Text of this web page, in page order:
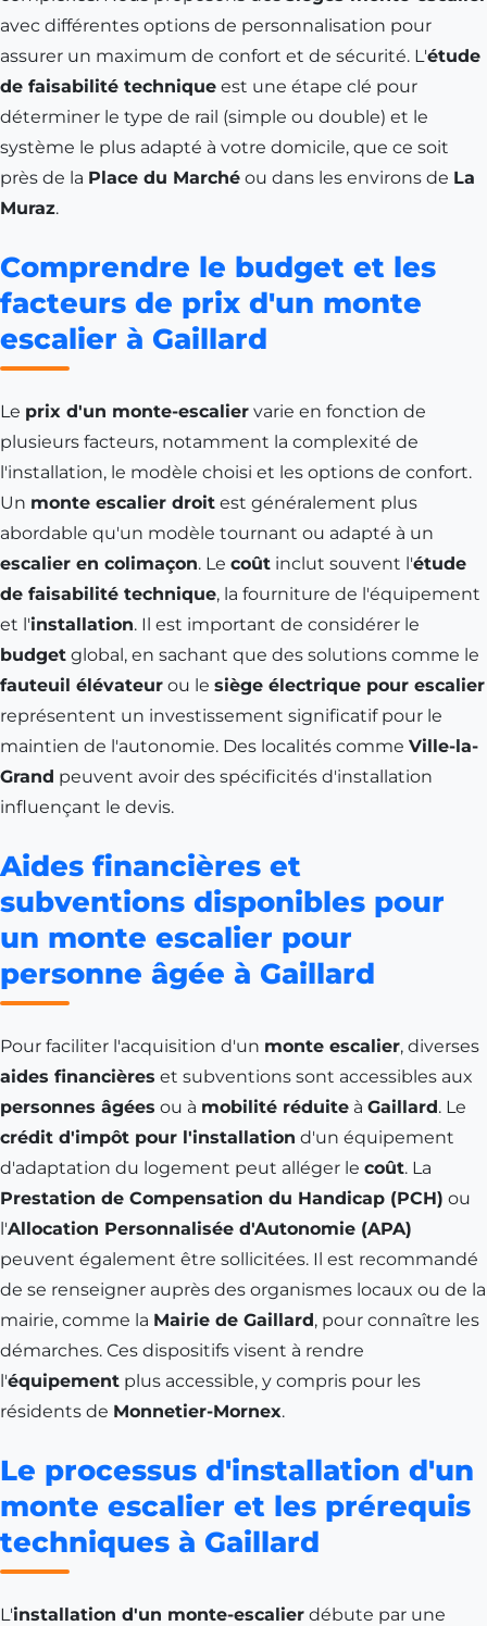
avec différentes options de personnalisation pour
assurer un maximum de confort et de sécurité. L'étude
de faisabilité technique est une étape clé pour
déterminer le type de rail (simple ou double) et le
système le plus adapté à votre domicile, que ce soit
près de la Place du Marché ou dans les environs de La
Muraz.
Comprendre le budget et les
facteurs de prix d'un monte
escalier à Gaillard
Le prix d'un monte-escalier varie en fonction de
plusieurs facteurs, notamment la complexité de
l'installation, le modèle choisi et les options de confort.
Un monte escalier droit est généralement plus
abordable qu'un modèle tournant ou adapté à un
escalier en colimaçon. Le coût inclut souvent l'étude
de faisabilité technique, la fourniture de l'équipement
et l'installation. Il est important de considérer le
budget global, en sachant que des solutions comme le
fauteuil élévateur ou le siège électrique pour escalier
représentent un investissement significatif pour le
maintien de l'autonomie. Des localités comme Ville-la-
Grand peuvent avoir des spécificités d'installation
influençant le devis.
Aides financières et
subventions disponibles pour
un monte escalier pour
personne âgée à Gaillard
Pour faciliter l'acquisition d'un monte escalier, diverses
aides financières et subventions sont accessibles aux
personnes âgées ou à mobilité réduite à Gaillard. Le
crédit d'impôt pour l'installation d'un équipement
d'adaptation du logement peut alléger le coût. La
Prestation de Compensation du Handicap (PCH) ou
l'Allocation Personnalisée d'Autonomie (APA)
peuvent également être sollicitées. Il est recommandé
de se renseigner auprès des organismes locaux ou de la
mairie, comme la Mairie de Gaillard, pour connaître les
démarches. Ces dispositifs visent à rendre
l'équipement plus accessible, y compris pour les
résidents de Monnetier-Mornex.
Le processus d'installation d'un
monte escalier et les prérequis
techniques à Gaillard
L'installation d'un monte-escalier débute par une